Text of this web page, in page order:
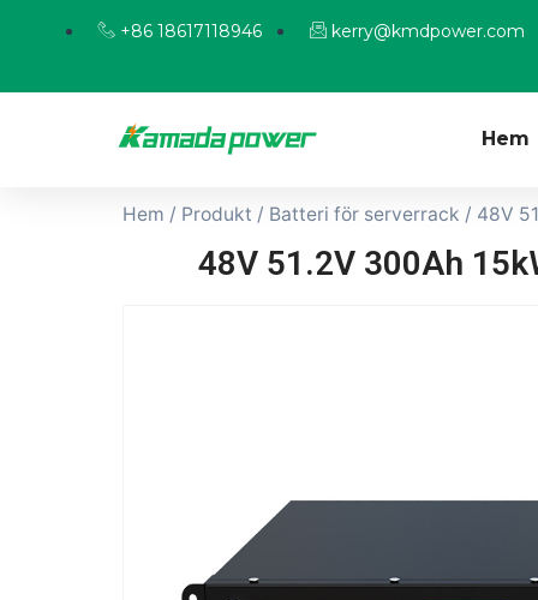
+86 18617118946 kerry@kmdpower.com
Hem
Hem / Produkt / Batteri för serverrack / 48V
48V 51.2V 300Ah